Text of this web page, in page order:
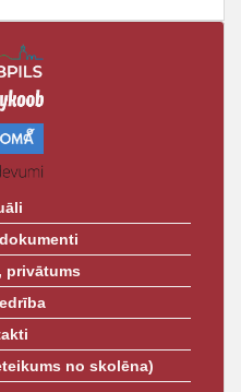
privātums
no skolēna)